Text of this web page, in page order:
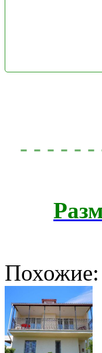
- - - - - -
Похожие: